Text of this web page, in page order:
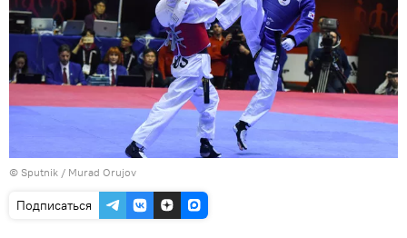
© Sputnik / Murad Orujov
Подписаться